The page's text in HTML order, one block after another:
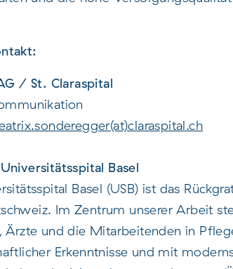
/ St. Claraspital
Basel
Basel (USB) ist das
Im Zentrum unserer Arbeit
Ärzte und die Mitarbeitenden in
Erkenntnisse und mit